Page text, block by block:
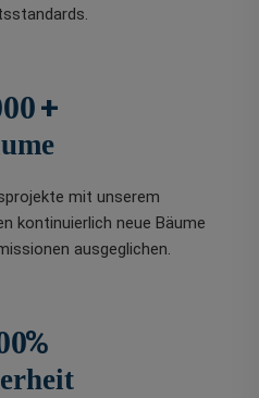
+
mit unserem
kontinuierlich neue Bäume
ausgeglichen.
%